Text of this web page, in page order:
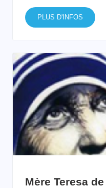
PLUS D'INFOS
Mère Teresa